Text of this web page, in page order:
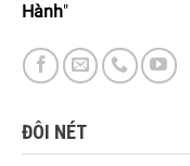
Hành"
ĐÔI NÉT